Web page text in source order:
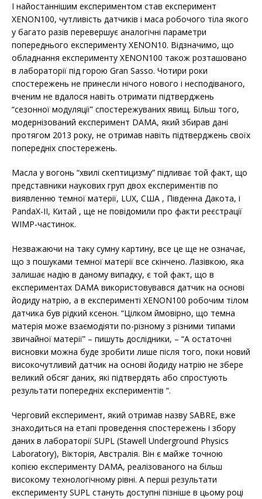
І найостаннішим експериментом став експеримент
XENON100, чутливість датчиків і маса робочого тіла якого
у багато разів перевершує аналогічні параметри
попереднього експерименту XENON10. Відзначимо, що
обладнання експерименту XENON100 також розташовано
в лабораторії під горою Gran Sasso. Чотири роки
спостережень не принесли нічого нового і несподіваного,
вченим не вдалося навіть отримати підтверджень
“сезонної модуляції” спостережуваних явищ. Більш того,
модернізований експеримент DAMA, який збирав дані
протягом 2013 року, не отримав навіть підтверджень своїх
попередніх спостережень.
Масла у вогонь “хвилі скептицизму” підливає той факт, що
представники наукових груп двох експериментів по
виявленню темної матерії, LUX, США , Південна Дакота, і
PandaX-II, Китай , ще не повідомили про факти реєстрації
WIMP-частинок.
Незважаючи на таку сумну картину, все це ще не означає,
що з пошуками темної матерії все скінчено. Лазівкою, яка
залишає надію в даному випадку, є той факт, що в
експериментах DAMA використовувався датчик на основі
йодиду натрію, а в експерименті XENON100 робочим тілом
датчика був рідкий ксенон. “Цілком ймовірно, що темна
матерія може взаємодіяти по-різному з різними типами
звичайної матерії” – пишуть дослідники, – “А остаточні
висновки можна буде зробити лише після того, поки новий
високочутливий датчик на основі йодиду натрію не збере
великий обсяг даних, які підтвердять або спростують
результати попередніх експериментів “.
Черговий експеримент, який отримав назву SABRE, вже
знаходиться на етапі проведення спостережень і збору
даних в лабораторії SUPL (Stawell Underground Physics
Laboratory), Вікторія, Австралія. Він є майже точною
копією експерименту DAMA, реалізованого на більш
високому технологічному рівні. А перші результати
експерименту SUPL стануть доступні пізніше в цьому році